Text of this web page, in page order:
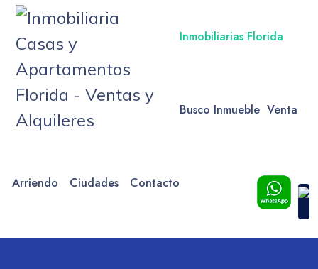
Inmobiliarias Florida
Busco Inmueble Venta
Arriendo Ciudades Contacto